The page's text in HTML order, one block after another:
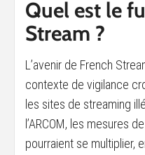
Quel est le
Stream ?
L’avenir de French
contexte de vigilance
les sites de streaming
l’ARCOM, les mesures
pourraient se multiplier,